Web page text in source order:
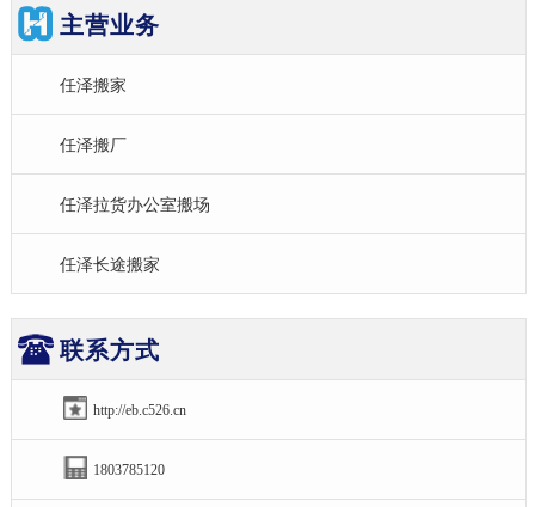
主营业务
任泽搬家
任泽搬厂
任泽拉货办公室搬场
任泽长途搬家
联系方式
http://eb.c526.cn
1803785120